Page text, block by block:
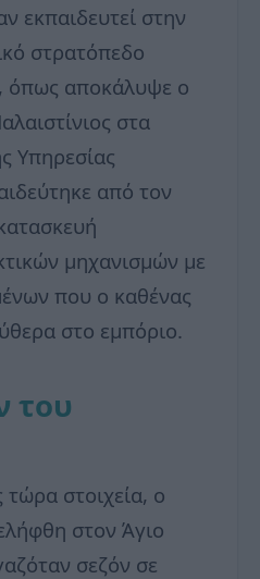
εκπαιδευτεί στην
στρατόπεδο
όπως αποκάλυψε ο
στα
Υπηρεσίας
από τον
μηχανισμών με
που ο καθένας
στο εμπόριο.
του
στοιχεία, ο
στον Άγιο
σεζόν σε